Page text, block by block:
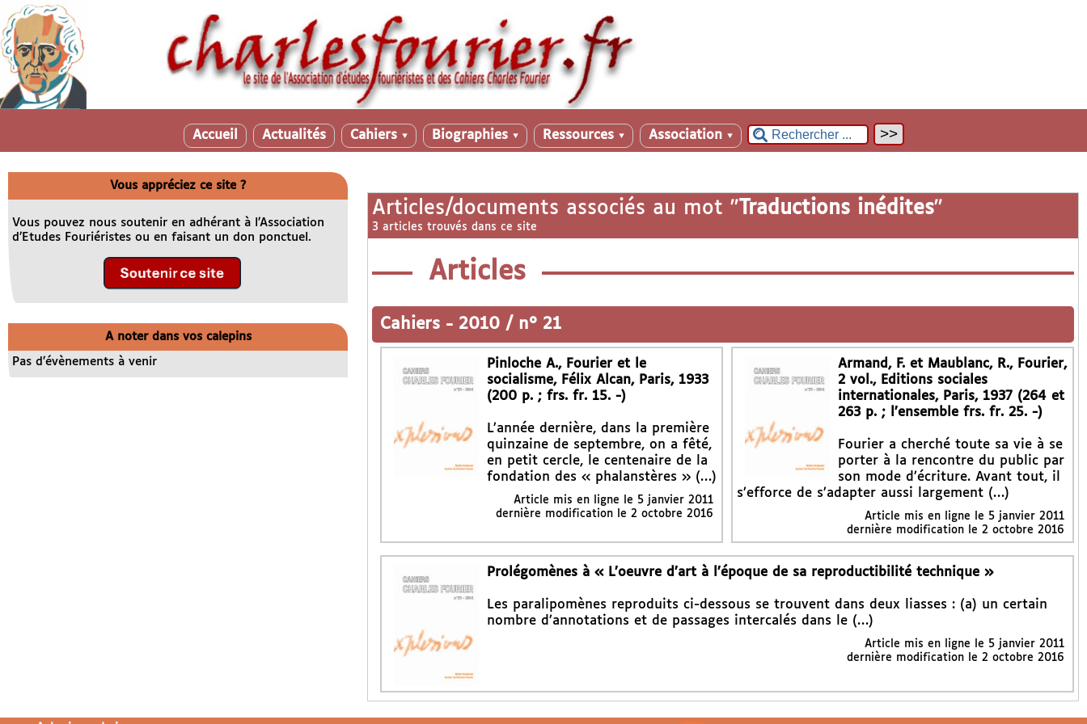
Accueil Actualités Cahiers ▼ Biographies ▼ Ressources ▼ Association ▼
Articles/documents associés au mot " Traductions inédites"
3 articles trouvés dans ce site
Articles
Cahiers - 2010 / n° 21
Pinloche A., Fourier et le
socialisme, Félix Alcan, Paris, 1933
(200 p. ; frs. fr. 15. -)
L’année dernière, dans la première
quinzaine de septembre, on a fêté,
en petit cercle, le centenaire de la
fondation des « phalanstères » (…)
Article mis en ligne le 5 janvier 2011
dernière modification le 2 octobre 2016
Armand, F. et Maublanc, R., Fourier,
2 vol., Editions sociales
internationales, Paris, 1937 (264 et
263 p. ; l’ensemble frs. fr. 25. -)
Fourier a cherché toute sa vie à se
porter à la rencontre du public par
son mode d’écriture. Avant tout, il
s’efforce de s’adapter aussi largement (…)
Article mis en ligne le 5 janvier 2011
dernière modification le 2 octobre 2016
Prolégomènes à « L’oeuvre d’art à l’époque de sa reproductibilité technique »
Les paralipomènes reproduits ci-dessous se trouvent dans deux liasses : (a) un certain
nombre d’annotations et de passages intercalés dans le (…)
Article mis en ligne le 5 janvier 2011
dernière modification le 2 octobre 2016
Vous appréciez ce site ?
Vous pouvez nous soutenir en adhérant à l’Association
d’Etudes Fouriéristes ou en faisant un don ponctuel.
A noter dans vos calepins
Pas d’évènements à venir